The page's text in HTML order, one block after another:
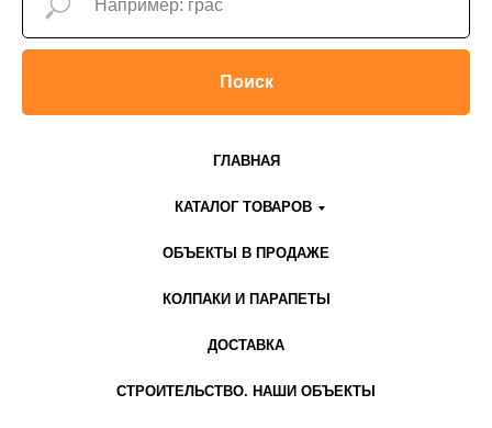
Поиск
ГЛАВНАЯ
КАТАЛОГ ТОВАРОВ
ОБЪЕКТЫ В ПРОДАЖЕ
КОЛПАКИ И ПАРАПЕТЫ
ДОСТАВКА
СТРОИТЕЛЬСТВО. НАШИ ОБЪЕКТЫ